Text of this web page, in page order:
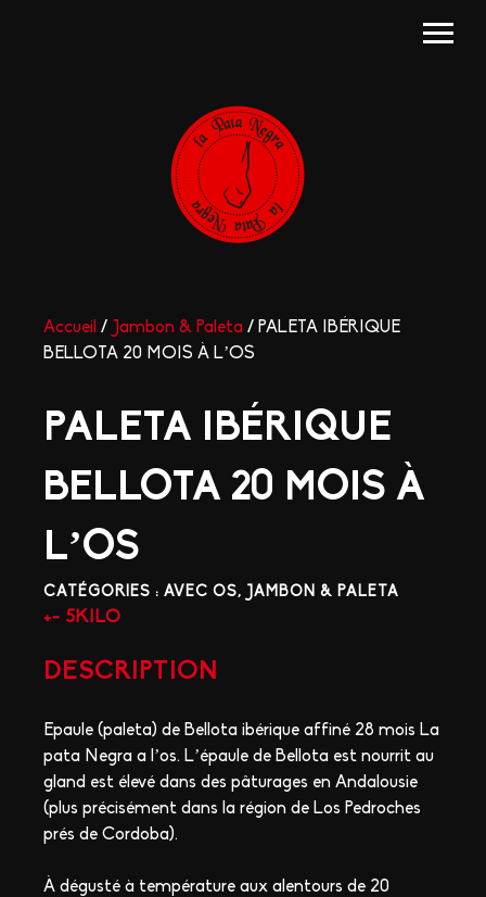
Accueil / Jambon & Paleta / PALETA IBÉRIQUE
BELLOTA 20 MOIS À L’OS
PALETA IBÉRIQUE
BELLOTA 20 MOIS À
L’OS
CATÉGORIES :AVEC OS, JAMBON & PALETA
+- 5KILO
DESCRIPTION
Epaule (paleta) de Bellota ibérique affiné 28 mois La
pata Negra a l’os. L’épaule de Bellota est nourrit au
gland est élevé dans des pâturages en Andalousie
(plus précisément dans la région de Los Pedroches
prés de Cordoba).
À dégusté à température aux alentours de 20